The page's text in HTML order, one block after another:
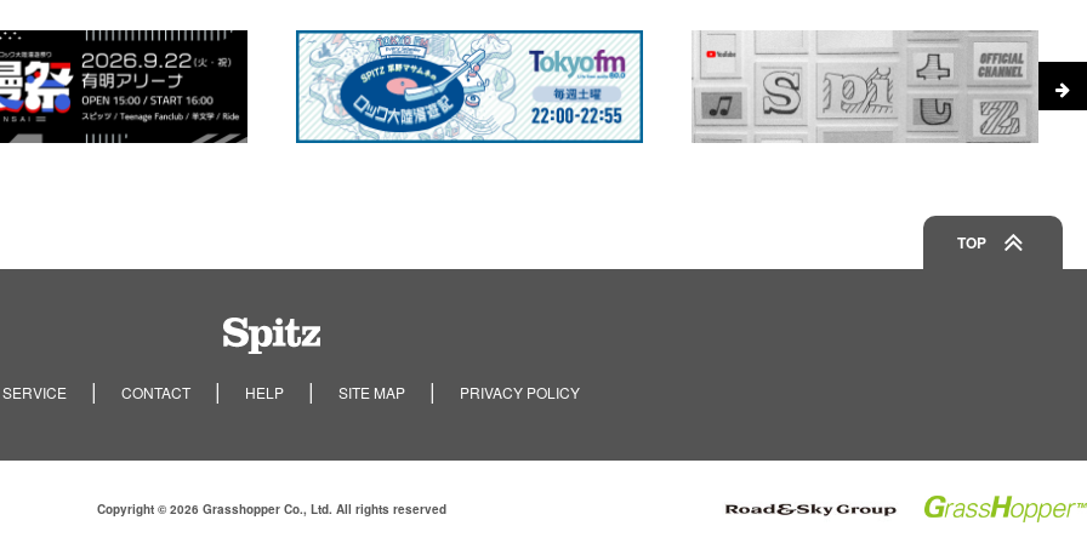
TOP
CONTACT HELP SITE MAP PRIVACY POLICY
Copyright © 2026 Grasshopper Co., Ltd. All rights reserved